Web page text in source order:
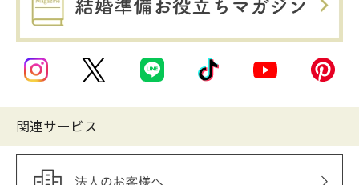
関連サービス